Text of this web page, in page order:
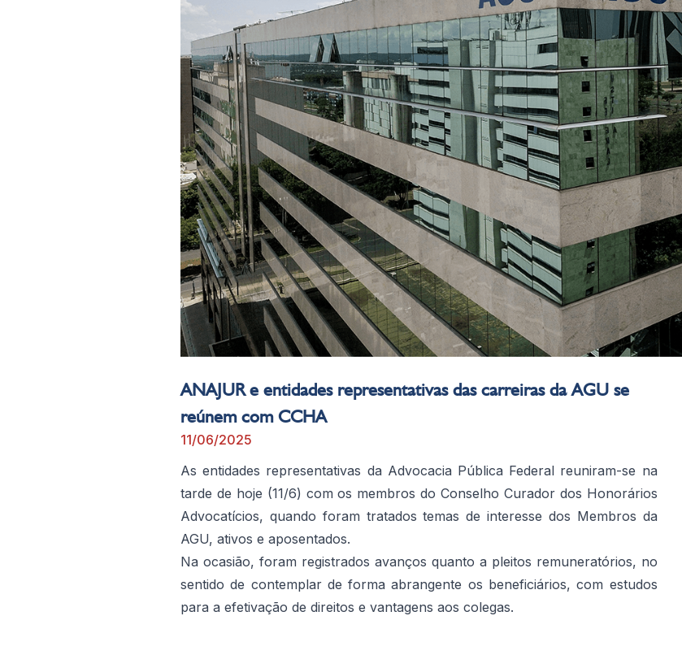
ANAJUR e entidades representativas das carreiras da AGU se
reúnem com CCHA
11/06/2025
As entidades representativas da Advocacia Pública Federal reuniram-se na
tarde de hoje (11/6) com os membros do Conselho Curador dos Honorários
Advocatícios, quando foram tratados temas de interesse dos Membros da
AGU, ativos e aposentados.
Na ocasião, foram registrados avanços quanto a pleitos remuneratórios, no
sentido de contemplar de forma abrangente os beneficiários, com estudos
para a efetivação de direitos e vantagens aos colegas.